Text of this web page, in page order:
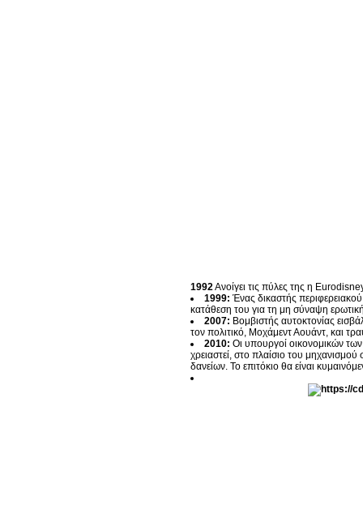
1992Ανοίγει τις πύλες της η
1999: Ένας δικαστής
κατάθεση του για τη μη σύναψη
2007: Βομβιστής αυτοκτονίας
τον πολιτικό, Μοχάμεντ Αουάντ, και
2010: Οι υπουργοί οικονομικών
χρειαστεί, στο πλαίσιο του
δανείων. Το επιτόκιο θα είναι